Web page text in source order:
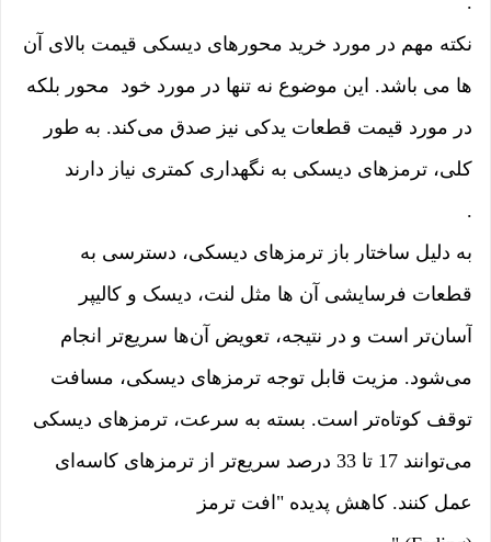
نکته مهم در مورد خرید محورهای دیسکی قیمت بالای آن
ها می باشد. این موضوع نه تنها در مورد خود محور بلکه
در مورد قیمت قطعات یدکی نیز صدق می‌کند. به طور
کلی، ترمزهای دیسکی به نگهداری کمتری نیاز دارند
.
به دلیل ساختار باز ترمزهای دیسکی، دسترسی به
قطعات فرسایشی آن ها مثل لنت، دیسک و کالیپر
آسان‌تر است و در نتیجه، تعویض آن‌ها سریع‌تر انجام
می‌شود. مزیت قابل توجه ترمزهای دیسکی، مسافت
توقف کوتاه‌تر است. بسته به سرعت، ترمزهای دیسکی
می‌توانند 17 تا 33 درصد سریع‌تر از ترمزهای کاسه‌ای
عمل کنند. کاهش پدیده "افت ترمز